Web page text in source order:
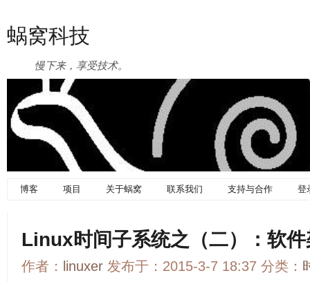
蜗窝科技
慢下来，享受技术。
博客 项目 关于蜗窝 联系我们 支持与合作 登
Linux时间子系统之（二）：软件
作者： linuxer 发布于：2015-3-7 18:37 分类：